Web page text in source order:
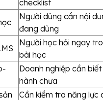
checklist
Người dùng cần nội
đang dùng
Người học hỏi ngay
bài học
Doanh nghiệp cần
hành chưa
Cần kiểm tra năng